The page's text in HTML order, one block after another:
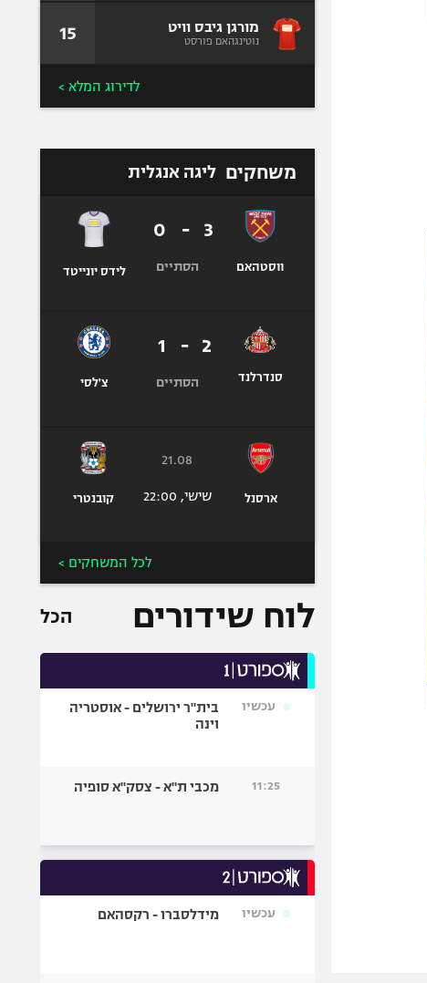
מורגן גיבס וויט
נוטינגהאם פורסט 15
לדירוג המלא >
משחקים ליגה אנגלית
ווסטהאם
3
-
0
הסתיים לידס יונייטד
סנדרלנד
2
-
1
הסתיים צ'לסי
ארסנל
21.08
שישי, 22:00 קובנטרי
לכל המשחקים >
לוח שידורים הכל
עכשיו
בית"ר ירושלים - אוסטריה
וינה
11:25 מכבי ת"א - צסק"א סופיה
עכשיו מידלסברו - רקסהאם